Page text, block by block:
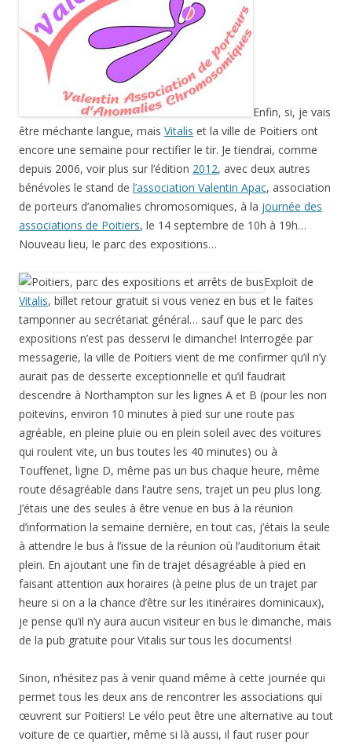
Enfin, si, je vais
être méchante langue, mais Vitalis et la ville de Poitiers ont
encore une semaine pour rectifier le tir. Je tiendrai, comme
depuis 2006, voir plus sur l’édition 2012, avec deux autres
bénévoles le stand de l’association Valentin Apac, association
de porteurs d’anomalies chromosomiques, à la journée des
associations de Poitiers, le 14 septembre de 10h à 19h…
Nouveau lieu, le parc des expositions…
Exploit de
Vitalis, billet retour gratuit si vous venez en bus et le faites
tamponner au secrétariat général… sauf que le parc des
expositions n’est pas desservi le dimanche! Interrogée par
messagerie, la ville de Poitiers vient de me confirmer qu’il n’y
aurait pas de desserte exceptionnelle et qu’il faudrait
descendre à Northampton sur les lignes A et B (pour les non
poitevins, environ 10 minutes à pied sur une route pas
agréable, en pleine pluie ou en plein soleil avec des voitures
qui roulent vite, un bus toutes les 40 minutes) ou à
Touffenet, ligne D, même pas un bus chaque heure, même
route désagréable dans l’autre sens, trajet un peu plus long.
J’étais une des seules à être venue en bus à la réunion
d’information la semaine dernière, en tout cas, j’étais la seule
à attendre le bus à l’issue de la réunion où l’auditorium était
plein. En ajoutant une fin de trajet désagréable à pied en
faisant attention aux horaires (à peine plus de un trajet par
heure si on a la chance d’être sur les itinéraires dominicaux),
je pense qu’il n’y aura aucun visiteur en bus le dimanche, mais
de la pub gratuite pour Vitalis sur tous les documents!
Sinon, n’hésitez pas à venir quand même à cette journée qui
permet tous les deux ans de rencontrer les associations qui
œuvrent sur Poitiers! Le vélo peut être une alternative au tout
voiture de ce quartier, même si là aussi, il faut ruser pour